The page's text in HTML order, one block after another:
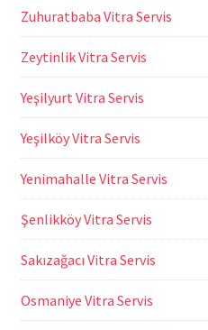
Zuhuratbaba Vitra Servis
Zeytinlik Vitra Servis
Yeşilyurt Vitra Servis
Yeşilköy Vitra Servis
Yenimahalle Vitra Servis
Şenlikköy Vitra Servis
Sakızağacı Vitra Servis
Osmaniye Vitra Servis